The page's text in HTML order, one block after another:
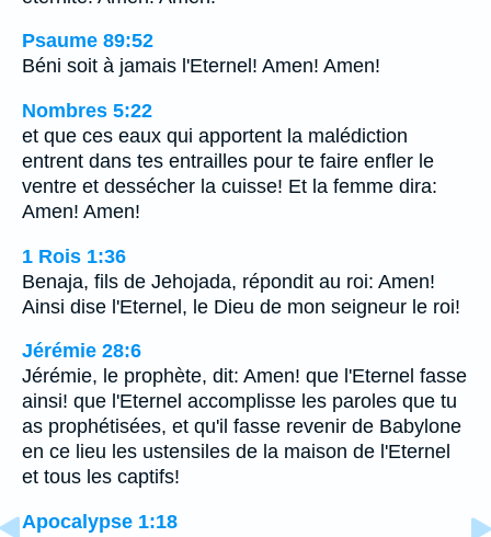
Psaume 89:52
Béni soit à jamais l'Eternel! Amen! Amen!
Nombres 5:22
et que ces eaux qui apportent la malédiction
entrent dans tes entrailles pour te faire enfler le
ventre et dessécher la cuisse! Et la femme dira:
Amen! Amen!
1 Rois 1:36
Benaja, fils de Jehojada, répondit au roi: Amen!
Ainsi dise l'Eternel, le Dieu de mon seigneur le roi!
Jérémie 28:6
Jérémie, le prophète, dit: Amen! que l'Eternel fasse
ainsi! que l'Eternel accomplisse les paroles que tu
as prophétisées, et qu'il fasse revenir de Babylone
en ce lieu les ustensiles de la maison de l'Eternel
et tous les captifs!
Apocalypse 1:18